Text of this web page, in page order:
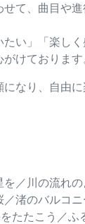
て、曲目や
い」「楽し
けております
なり、自由
／川の流れ
渚のバルコ
たたこう／ふ